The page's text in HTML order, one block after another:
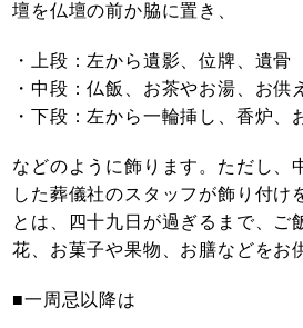
壇を仏壇の前か脇に置き、
・上段：左から遺影、位牌、遺骨
・中段：仏飯、お茶やお湯、お供
・下段：左から一輪挿し、香炉、
などのように飾ります。ただし、
した葬儀社のスタッフが飾り付け
とは、四十九日が過ぎるまで、ご
花、お菓子や果物、お膳などをお
■一周忌以降は